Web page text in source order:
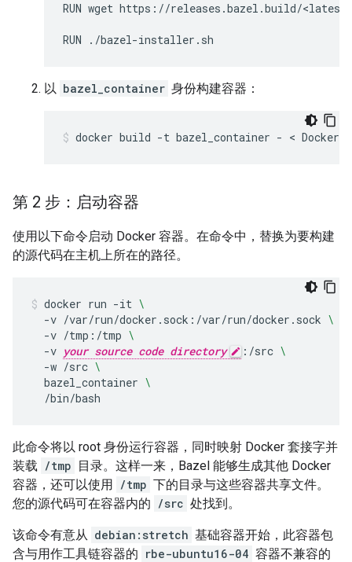
RUN wget https : //releases .bazel .build/<latest
RUN ./bazel-installer . sh
以 bazel_container 身份构建容器：
docker build -t bazel_container - <
第 2 步：启动容器
使用以下命令启动 Docker 容器。在命令中，替换为要构建
的源代码在主机上所在的路径。
docker run -it \
-v /var/run/docker.sock:/var/run/docker.sock \
-v /tmp:/tmp \
-v your source code directory :/src \
-w /src \
bazel_container \
/bin/bash
此命令将以 root 身份运行容器，同时映射 Docker 套接字并
装载 /tmp 目录。这样一来，Bazel 能够生成其他 Docker
容器，还可以使用 /tmp 下的目录与这些容器共享文件。
您的源代码可在容器内的 /src 处找到。
该命令有意从 debian:stretch 基础容器开始，此容器包
含与用作工具链容器的 rbe-ubuntu16-04 容器不兼容的